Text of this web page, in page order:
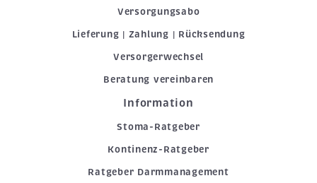
Versorgungsabo
Lieferung | Zahlung | Rücksendung
Versorgerwechsel
Beratung vereinbaren
Information
Stoma-Ratgeber
Kontinenz-Ratgeber
Ratgeber Darmmanagement